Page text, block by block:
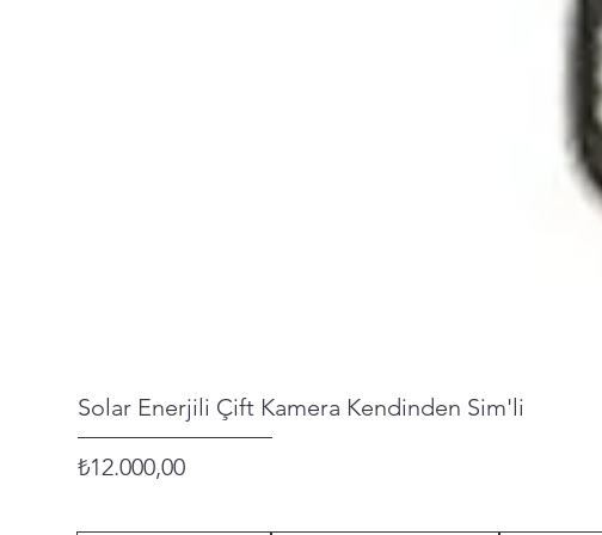
Solar Enerjili Çift Kamera Kendinden Sim'li
Fiyat
₺12.000,00